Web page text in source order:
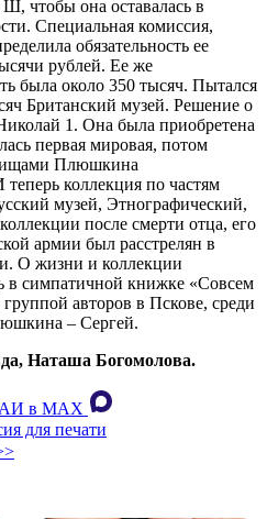
чтобы она оставалась в
Специальная комиссия,
обязательность ее
рублей. Ее же
была около 350 тысяч. Пытался
Британский музей. Решение о
1. Она была приобретена
первая мировая, потом
Плюшкина
коллекция по частям
музей, Этнографический,
после смерти отца, его
армии был расстрелян в
О жизни и коллекции
симпатичной книжке «Совсем
авторов в Пскове, среди
– Сергей.
Наташа Богомолова.
в MAХ
для печати